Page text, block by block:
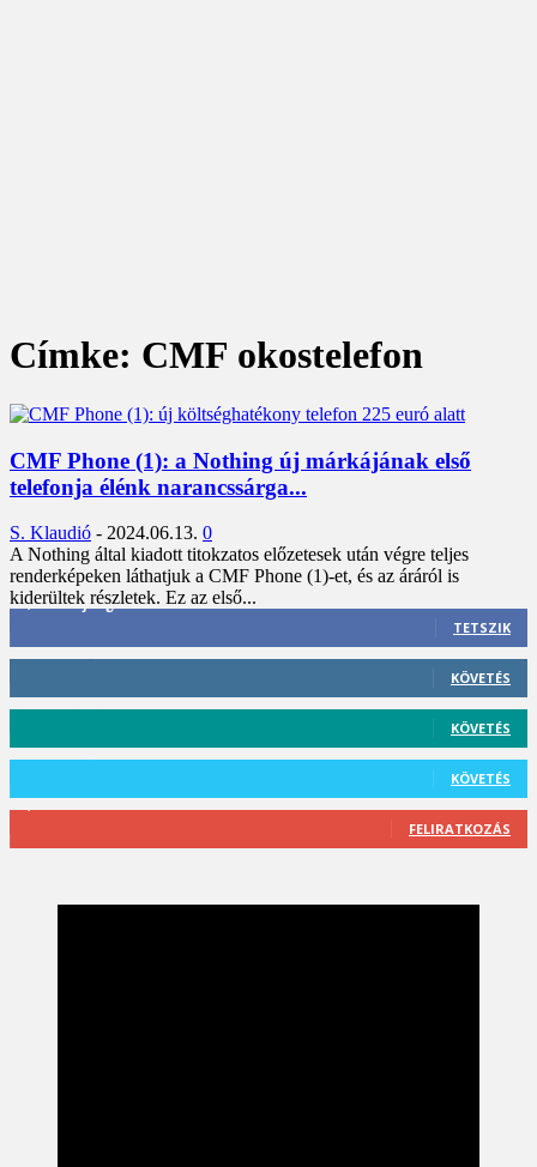
Címke: CMF okostelefon
CMF Phone (1): a Nothing új márkájának első
telefonja élénk narancssárga...
S. Klaudió - 2024.06.13. 0
A Nothing által kiadott titokzatos előzetesek után végre teljes
renderképeken láthatjuk a CMF Phone (1)-et, és az áráról is
kiderültek részletek. Ez az első...
3,452 Rajongók
TETSZIK
KÖVETÉS
KÖVETÉS
KÖVETÉS
FELIRATKOZÁS